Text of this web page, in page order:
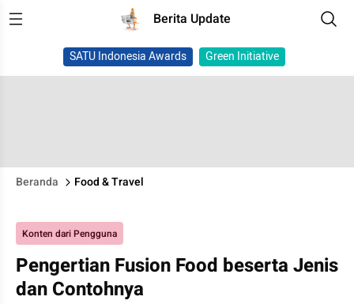
Berita Update
SATU Indonesia Awards Green Initiative
Beranda Food & Travel
Konten dari Pengguna
Pengertian Fusion Food beserta Jenis
dan Contohnya